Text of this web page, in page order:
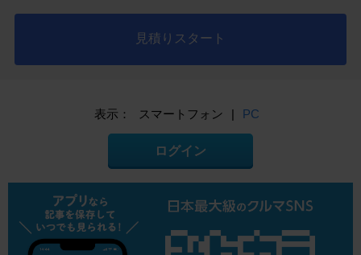
見積りスタート
表示： スマートフォン | PC
ログイン